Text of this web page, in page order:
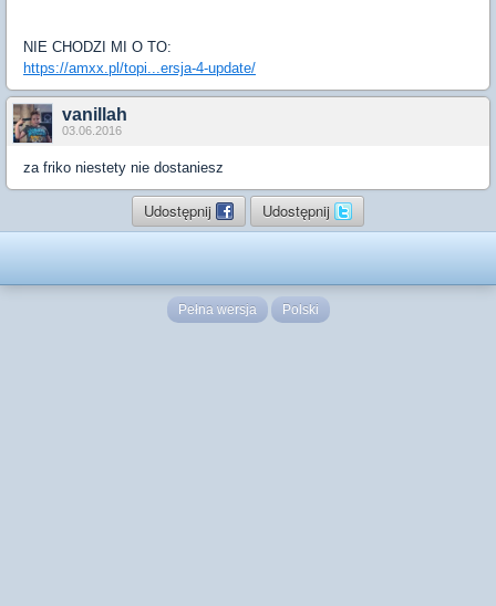
NIE CHODZI MI O TO:
https://amxx.pl/topi...ersja-4-update/
vanillah
03.06.2016
za friko niestety nie dostaniesz
Udostępnij Udostępnij
Pełna wersja Polski